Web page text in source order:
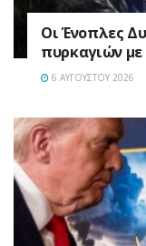
Οι Ένοπλες
πυρκαγιών
6 ΑΥΓΟΎΣΤΟΥ 2026